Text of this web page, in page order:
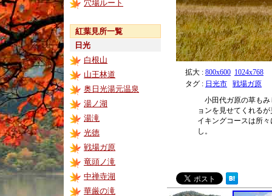
穴場ルート
紅葉見所一覧
日光
白根山
山王林道
奥日光湯元温泉
湯ノ湖
湯滝
光徳
戦場ガ原
竜頭ノ滝
中禅寺湖
華厳の滝
拡大 : 800x600 1024x768
タグ : 日光市
戦場ガ原
小田代ガ原の草もみ
ョンを見せてくれる
イキングコースは所
し。